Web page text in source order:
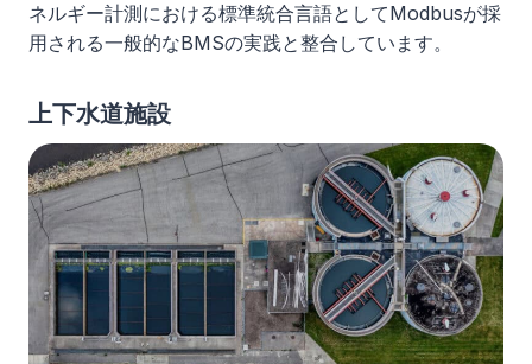
ネルギー計測における標準統合言語としてModbusが採
用される一般的なBMSの実践と整合しています。
上下水道施設